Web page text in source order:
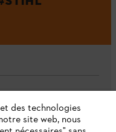
des technologies
site web, nous